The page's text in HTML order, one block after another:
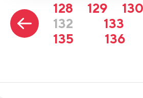
128 129 130
132
133
135
136